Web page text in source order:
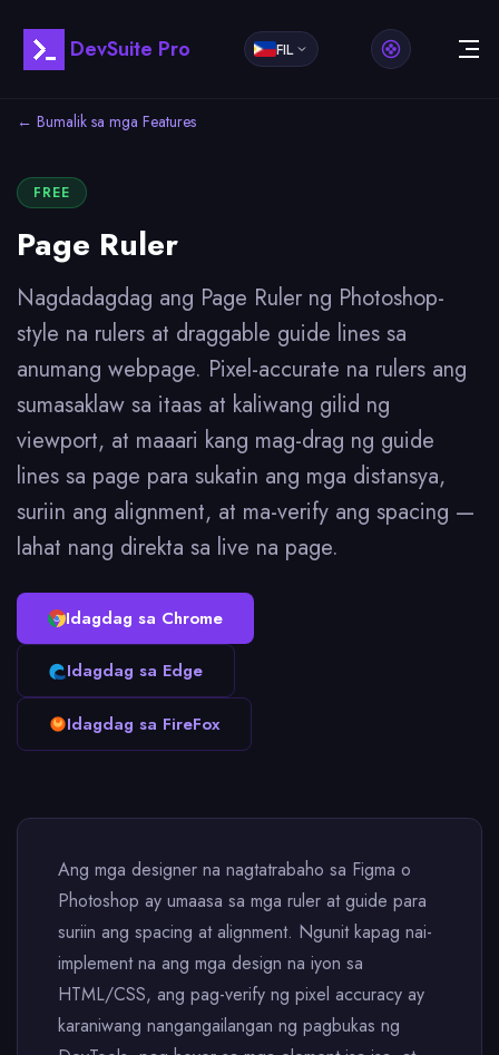
DevSuite Pro FIL
← Bumalik sa mga Features
FREE
Page Ruler
Nagdadagdag ang Page Ruler ng Photoshop-
style na rulers at draggable guide lines sa
anumang webpage. Pixel-accurate na rulers ang
sumasaklaw sa itaas at kaliwang gilid ng
viewport, at maaari kang mag-drag ng guide
lines sa page para sukatin ang mga distansya,
suriin ang alignment, at ma-verify ang spacing —
lahat nang direkta sa live na page.
Idagdag sa Chrome
Idagdag sa Edge
Idagdag sa FireFox
Ang mga designer na nagtatrabaho sa Figma o
Photoshop ay umaasa sa mga ruler at guide para
suriin ang spacing at alignment. Ngunit kapag nai-
implement na ang mga design na iyon sa
HTML/CSS, ang pag-verify ng pixel accuracy ay
karaniwang nangangailangan ng pagbukas ng